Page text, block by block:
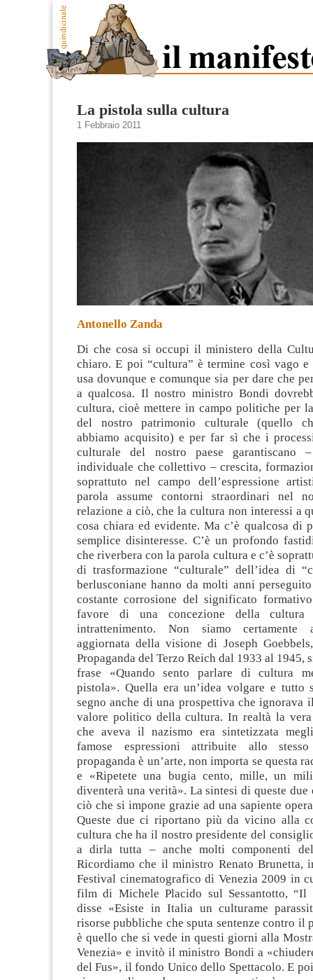
La pistola sulla cultura
1 Febbraio 2011
Antonello Zanda
Di che cosa si occupi il ministero della
chiaro. E poi “cultura” è termine così vago e
usa dovunque e comunque sia per dare che
a qualcosa. Il nostro ministro Bondi
cultura, cioè mettere in campo politiche per
del nostro patrimonio culturale (quello
abbiamo acquisito) e per far sì che i
culturale del nostro paese
individuale che collettivo – crescita,
soprattuto nel campo dell’espressione
parola assume contorni straordinari nel
relazione a ciò, che la cultura non interessi a
cosa chiara ed evidente. Ma c’è qualcosa di
semplice disinteresse. C’è un profondo
che riverbera con la parola cultura e c’è
di trasformazione “culturale” dell’idea di
berlusconiane hanno da molti anni
costante corrosione del significato
favore di una concezione della
intrattenimento. Non siamo certamente
aggiornata della visione di Joseph
Propaganda del Terzo Reich dal 1933 al 1945,
frase «Quando sento parlare di cultura
pistola». Quella era un’idea volgare e tutto
segno anche di una prospettiva che
valore politico della cultura. In realtà la
che aveva il nazismo era sintetizzata
famose espressioni attribuite allo
propaganda è un’arte, non importa se questa
e «Ripetete una bugia cento, mille, un
diventerà una verità». La sintesi di queste due
ciò che si impone grazie ad una sapiente
Queste due ci riportano più da vicino alla
cultura che ha il nostro presidente del
a dirla tutta – anche molti componenti
Ricordiamo che il ministro Renato Brunetta,
Festival cinematografico di Venezia 2009 in
film di Michele Placido sul Sessantotto, “Il
disse «Esiste in Italia un culturame
risorse pubbliche che sputa sentenze contro il
è quello che si vede in questi giorni alla
Venezia» e invitò il ministro Bondi a
del Fus», il fondo Unico dello Spettacolo. E